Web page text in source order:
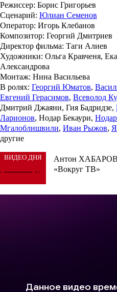
Режиссер: Борис Григорьев
Сценарий: Юлиан Семенов
Оператор: Игорь Клебанов
Композитор: Георгий Дмитриев
Директор фильма: Таги Алиев
Художники: Ольга Кравченя,
Александрова
Монтаж: Нина Васильева
В ролях: Георгий Юматов,
Евгений Герасимов, Всеволод
Дмитрий Джаяни, Гия Бадридзе,
Ларионов, Нодар Бекаури, Нодар
Мгалоблишвили, Иван Рыжов,
другие
ВИДЕО ДНЯ
Антон ХАБАРОВ
«Вокруг ТВ»